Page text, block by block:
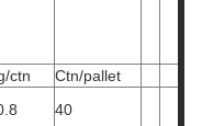
ctn
Ctn/pallet
40